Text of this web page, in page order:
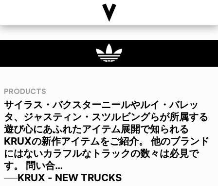
PRODUCTS
サイラス・バクスターニールやルイ・バレッ
タ、ジャスティン・スツルビングらが所属する
遊び心にあふれたアイテム展開で知られる
KRUXの新作アイテムをご紹介。 他のブランド
にはないカラフルなトラックの数々は必見で
す。 問い合…
──KRUX - NEW TRUCKS